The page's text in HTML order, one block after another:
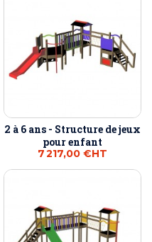
2 à 6 ans - Structure de jeux
pour enfant
7 217,00 €HT